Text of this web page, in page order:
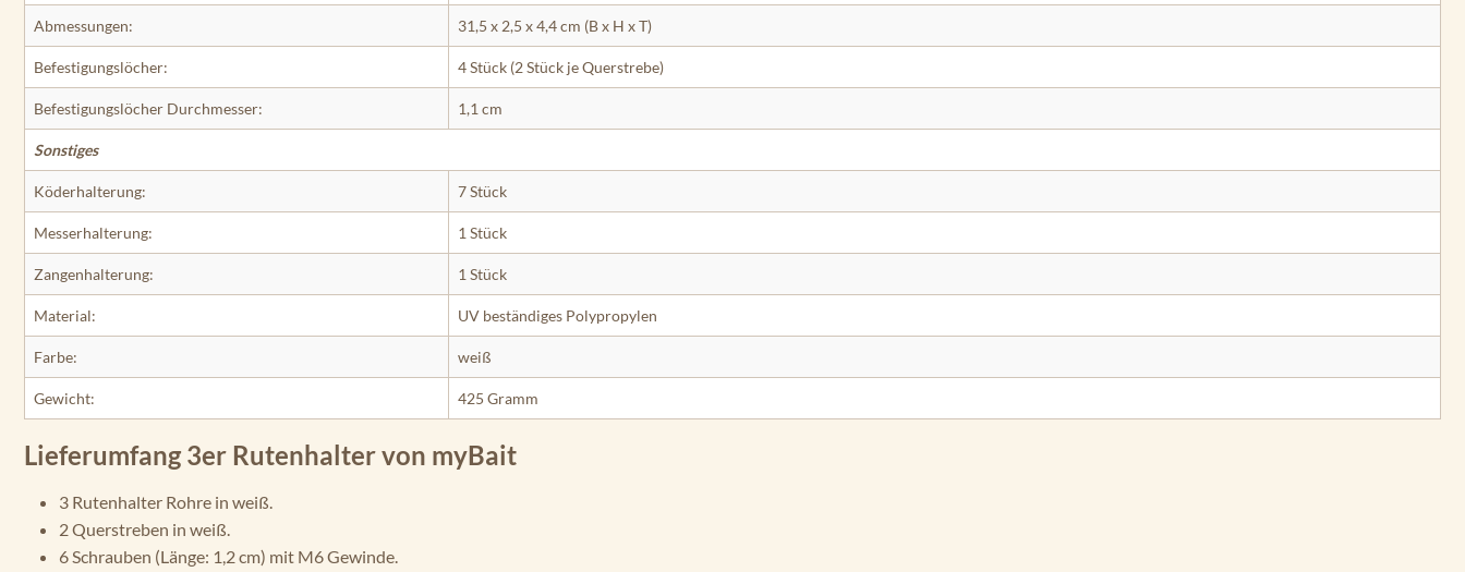
Abmessungen: 31,5 x 2,5 x 4,4 cm (B x H x T)
Befestigungslöcher: 4 Stück (2 Stück je Querstrebe)
Befestigungslöcher Durchmesser: 1,1 cm
Sonstiges
Köderhalterung: 7 Stück
Messerhalterung: 1 Stück
Zangenhalterung: 1 Stück
Material: UV beständiges Polypropylen
Farbe: weiß
Gewicht: 425 Gramm
Lieferumfang 3er Rutenhalter von myBait
3 Rutenhalter Rohre in weiß.
2 Querstreben in weiß.
6 Schrauben (Länge: 1,2 cm) mit M6 Gewinde.